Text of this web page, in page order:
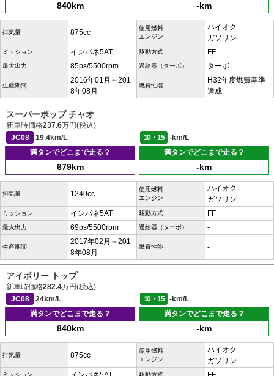
840km -km
排気量 875cc
使用燃料
エンジン
ハイオク
ガソリン
ミッション インパネ5AT 駆動方式 FF
最大出力 85ps/5500rpm 過給器（ターボ） ターボ
生産期間
2016年01月～201
8年08月
燃費性能
H32年度燃費基準
達成
スーパーポップ チャオ
新車時価格237.6万円(税込)
JC08
19.4km/L 10・15
-km/L
満タンでどこまで走る？
679km
満タンでどこまで走る？
-km
排気量 1240cc
使用燃料
エンジン
ハイオク
ガソリン
ミッション インパネ5AT 駆動方式 FF
最大出力 69ps/5500rpm 過給器（ターボ） -
生産期間
2017年02月～201
8年08月
燃費性能 -
アイボリー トップ
新車時価格282.4万円(税込)
JC08
24km/L 10・15
-km/L
満タンでどこまで走る？
840km
満タンでどこまで走る？
-km
排気量 875cc
使用燃料
エンジン
ハイオク
ガソリン
ミッション 駆動方式